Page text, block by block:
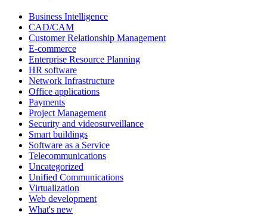
Business Intelligence
CAD/CAM
Customer Relationship Management
E-commerce
Enterprise Resource Planning
HR software
Network Infrastructure
Office applications
Payments
Project Management
Security and videosurveillance
Smart buildings
Software as a Service
Telecommunications
Uncategorized
Unified Communications
Virtualization
Web development
What's new